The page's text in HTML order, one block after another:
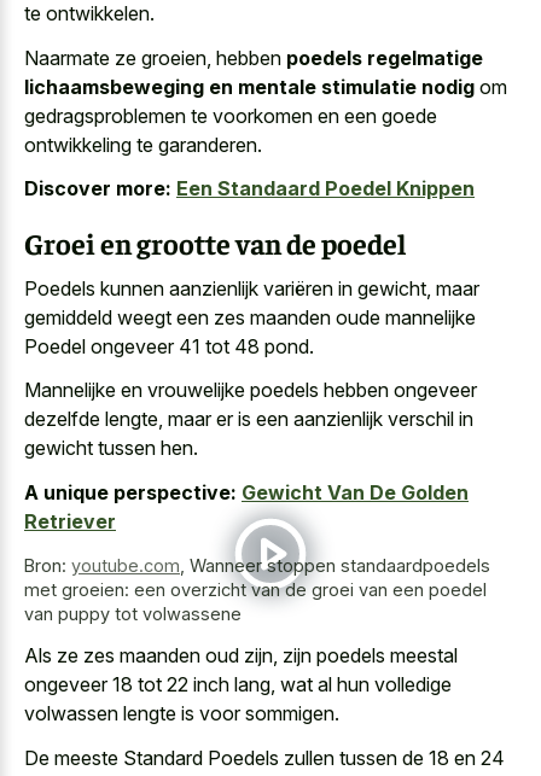
te ontwikkelen.
Naarmate ze groeien, hebben poedels regelmatige
lichaamsbeweging en mentale stimulatie nodig om
gedragsproblemen te voorkomen en een goede
ontwikkeling te garanderen.
Discover more: Een Standaard Poedel Knippen
Groei en grootte van de poedel
Poedels kunnen aanzienlijk variëren in gewicht, maar
gemiddeld weegt een zes maanden oude mannelijke
Poedel ongeveer 41 tot 48 pond.
Mannelijke en vrouwelijke poedels hebben ongeveer
dezelfde lengte, maar er is een aanzienlijk verschil in
gewicht tussen hen.
A unique perspective: Gewicht Van De Golden
Retriever
Bron: youtube.com Wanneer stoppen standaardpoedels
met groeien: een overzicht van de groei van een poedel
van puppy tot volwassene
Als ze zes maanden oud zijn, zijn poedels meestal
ongeveer 18 tot 22 inch lang, wat al hun volledige
volwassen lengte is voor sommigen.
De meeste Standard Poedels zullen tussen de 18 en 24